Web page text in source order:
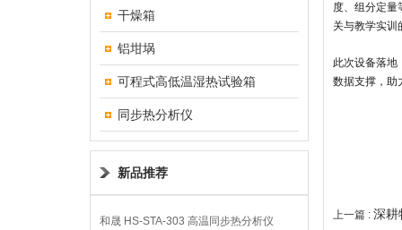
干燥箱
铝坩埚
可程式高低温湿热试验箱
同步热分析仪
新品推荐
和晟 HS-STA-303 高温同步热分析仪
度、组分定量
关与教学实训
此次设备落地
数据支撑，助
上一篇 : 深耕